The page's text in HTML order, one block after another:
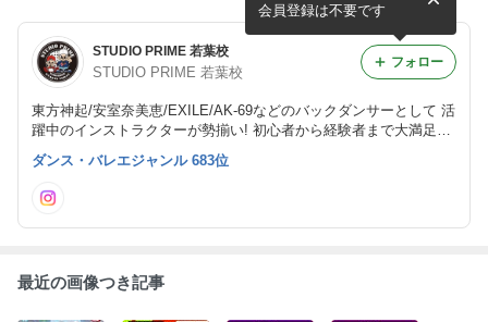
STUDIO PRIME 若葉校
STUDIO PRIME 若葉校
東方神起/安室奈美恵/EXILE/AK-69などのバックダンサーとして 活
躍中のインストラクターが勢揃い! 初心者から経験者まで大満足の
レッスンプログラム!!
会員登録は不要です
フォロー
ダンス・バレエジャンル 683位
最近の画像つき記事